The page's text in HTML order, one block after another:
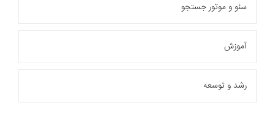
سئو و موتور جستجو
آموزش
رشد و توسعه